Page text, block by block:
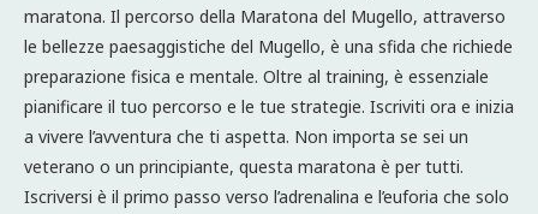
maratona. Il percorso della Maratona del Mugello, attraverso
le bellezze paesaggistiche del Mugello, è una sfida che richiede
preparazione fisica e mentale. Oltre al training, è essenziale
pianificare il tuo percorso e le tue strategie. Iscriviti ora e inizia
a vivere l’avventura che ti aspetta. Non importa se sei un
veterano o un principiante, questa maratona è per tutti.
Iscriversi è il primo passo verso l’adrenalina e l’euforia che solo